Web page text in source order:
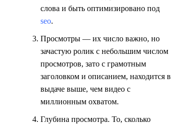
слова и быть оптимизировано под
seo.
Просмотры — их число важно, но
зачастую ролик с небольшим числом
просмотров, зато с грамотным
заголовком и описанием, находится в
выдаче выше, чем видео с
миллионным охватом.
Глубина просмотра. То, сколько